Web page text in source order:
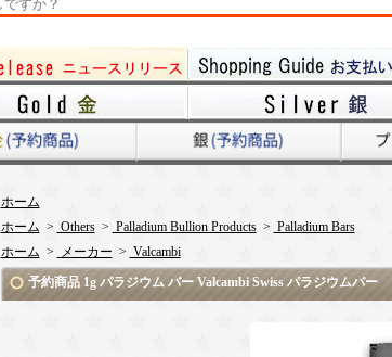
ホーム
ホーム > Others> Palladium Bullion Products> Palladium Bars
ホーム > メーカー > Valcambi
予約商品 1g パラジウム バー Valcambi Swiss パラジウムバー